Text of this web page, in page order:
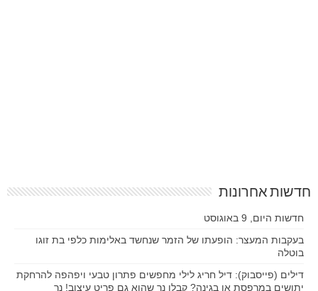
חדשות אחרונות
חדשות היום, 9 באוגוסט
בעקבות המעצר: הופעתו של הזמר שנחשד באלימות כלפי בת זוגו
בוטלה
דילים (פייסבוק): דיל חריג לילי מחפשים פתרון טבעי ויפהפה להרחקת
יתושים במרפסת או בגינה? קבלו נר שהוא גם פריט עיצוב! נר